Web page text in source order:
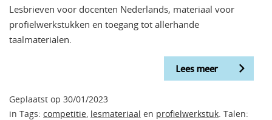
Lesbrieven voor docenten Nederlands, materiaal voor
profielwerkstukken en toegang tot allerhande
taalmaterialen.
Lees meer
Geplaatst op 30/01/2023
in Tags: competitie, lesmateriaal en profielwerkstuk. Talen: